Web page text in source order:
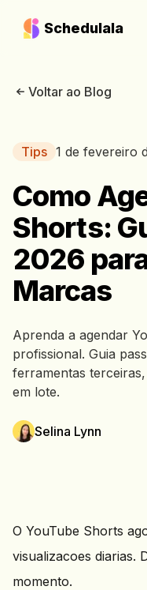
Schedulala
Voltar ao Blog
Tips 1 de fevereiro
Como
Shorts:
2026
Marcas
Aprenda a agendar
profissional. Guia
ferramentas
em lote.
Selina Lynn
O YouTube Shorts
visualizacoes diarias.
momento.